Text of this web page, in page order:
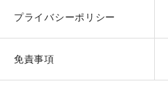
プライバシーポリシー
免責事項